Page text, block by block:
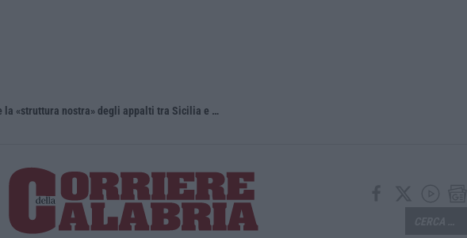
Cedir, Rende e San Giovanni in Fiore, Scirocco e la «struttura nostra» degli appalti tra Sicilia e Calabria